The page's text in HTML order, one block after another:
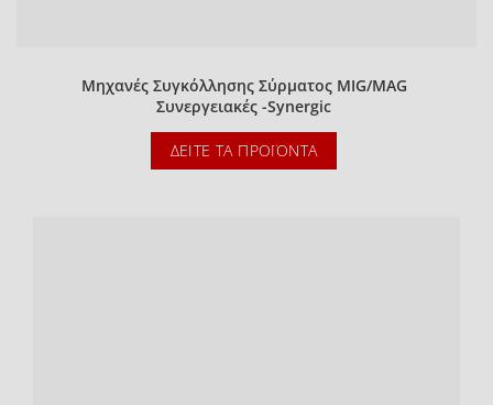
Μηχανές Συγκόλλησης Σύρματος MIG/MAG
Συνεργειακές -Synergic
ΔΕΊΤΕ ΤΑ ΠΡΟΪΌΝΤΑ